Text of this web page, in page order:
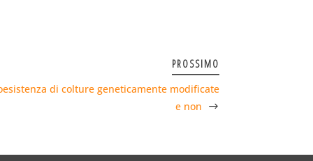
PROSSIMO
di colture geneticamente modificate
e non